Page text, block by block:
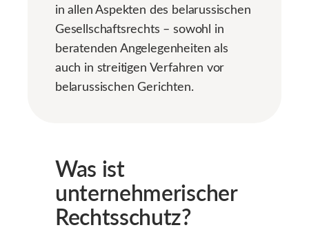
in allen Aspekten des belarussischen
Gesellschaftsrechts – sowohl in
beratenden Angelegenheiten als
auch in streitigen Verfahren vor
belarussischen Gerichten.
Was ist
unternehmerischer
Rechtsschutz?